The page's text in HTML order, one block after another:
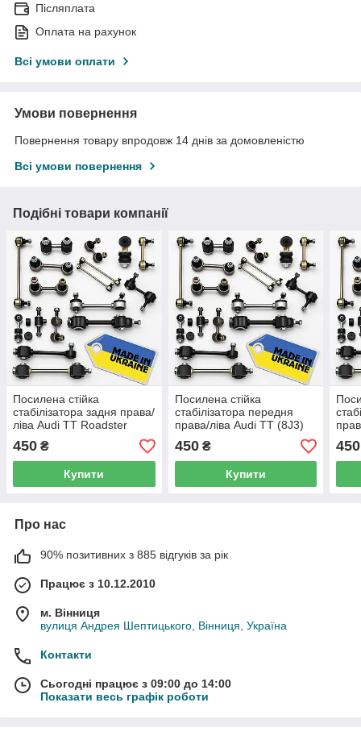
Післяплата
Оплата на рахунок
Всі умови оплати
Умови повернення
Повернення товару впродовж 14 днів за домовленістю
Всі умови повернення
Подібні товари компанії
Посилена стійка
стабілізатора задня права/
ліва Audi TT Roadster
(FV9, FVR) (від 2014 р.в) -
1K0505465C, (150)
450 ₴
Купити
Посилена стійка
стабілізатора передня
права/ліва Audi TT (8J3)
(2006-2015 р.в) -1K0 411
315 J, (42)
450₴
Купити
р.в)
450
Про нас
90% позитивних з 885 відгуків за рік
Працює з 10.12.2010
м. Вінниця
вулиця Андрея Шептицького, Вінниця, Україна
Контакти
Сьогодні працює з 09:00 до 14:00
Показати весь графік роботи